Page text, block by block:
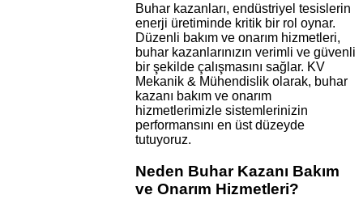
Buhar kazanları, endüstriyel tesislerin
enerji üretiminde kritik bir rol oynar.
Düzenli bakım ve onarım hizmetleri,
buhar kazanlarınızın verimli ve güvenli
bir şekilde çalışmasını sağlar. KV
Mekanik & Mühendislik olarak, buhar
kazanı bakım ve onarım
hizmetlerimizle sistemlerinizin
performansını en üst düzeyde
tutuyoruz.
Neden Buhar Kazanı Bakım
ve Onarım Hizmetleri?